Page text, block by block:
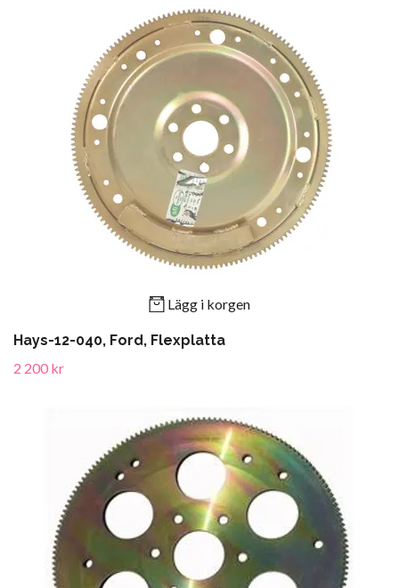
Lägg i korgen
Hays-12-040, Ford, Flexplatta
2 200 kr